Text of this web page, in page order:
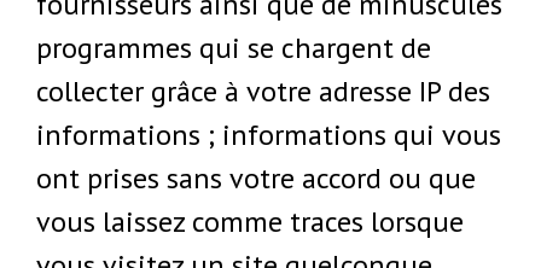
programmes qui se chargent de
collecter grâce à votre adresse IP des
informations ; informations qui vous
ont prises sans votre accord ou que
vous laissez comme traces lorsque